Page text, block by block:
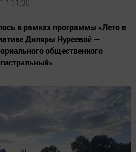
11:06
в рамках программы «Лето в
Диляры Нуреевой —
общественного